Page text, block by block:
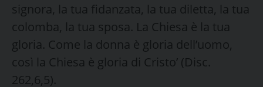
signora, la tua fidanzata, la tua diletta, la tua
colomba, la tua sposa. La Chiesa è la tua
gloria. Come la donna è gloria dell’uomo,
così la Chiesa è gloria di Cristo’ (Disc.
262,6,5).